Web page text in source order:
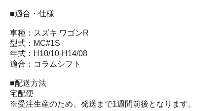
■適合・仕様
車種：スズキ ワゴンR
型式：MC#1S
年式：H10/10-H14/08
適合：コラムシフト
■配送方法
宅配便
※受注生産のため、発送まで1週間前後となります。